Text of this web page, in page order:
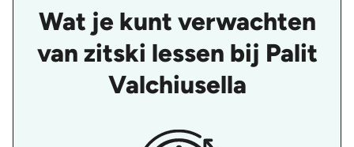
Wat je kunt verwachten
van zitski lessen bij Palit
Valchiusella